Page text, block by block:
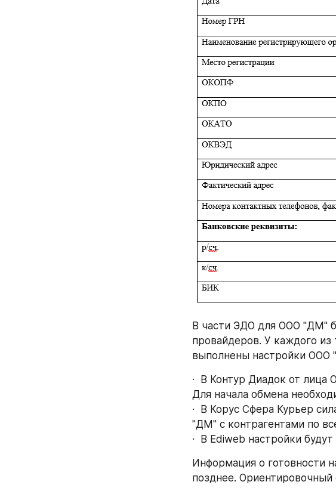
В части ЭДО для ООО "ДМ"
провайдеров. У каждого из
выполнены настройки ООО
·  В Контур Диадок от
Для начала обмена
·  В Корус Сфера Курьер
"ДМ" с контрагентами по
·  В Ediweb настройки
Информация о готовности
позднее. Ориентировочный